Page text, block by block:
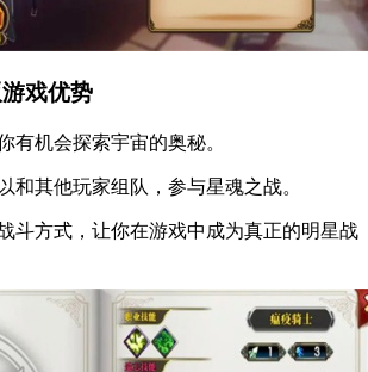
戏优势
有机会探索宇宙的奥秘。
和其他玩家组队，参与星魂之战。
斗方式，让你在游戏中成为真正的明星战